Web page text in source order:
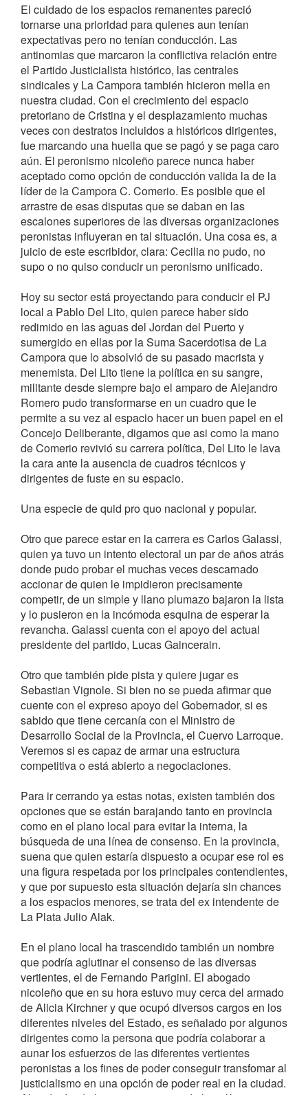
El cuidado de los espacios remanentes pareció
tornarse una prioridad para quienes aun tenían
expectativas pero no tenían conducción. Las
antinomias que marcaron la conflictiva relación entre
el Partido Justicialista histórico, las centrales
sindicales y La Campora también hicieron mella en
nuestra ciudad. Con el crecimiento del espacio
pretoriano de Cristina y el desplazamiento muchas
veces con destratos incluidos a históricos dirigentes,
fue marcando una huella que se pagó y se paga caro
aún. El peronismo nicoleño parece nunca haber
aceptado como opción de conducción valida la de la
líder de la Campora C. Comerio. Es posible que el
arrastre de esas disputas que se daban en las
escalones superiores de las diversas organizaciones
peronistas influyeran en tal situación. Una cosa es, a
juicio de este escribidor, clara: Cecilia no pudo, no
supo o no quiso conducir un peronismo unificado.
Hoy su sector está proyectando para conducir el PJ
local a Pablo Del Lito, quien parece haber sido
redimido en las aguas del Jordan del Puerto y
sumergido en ellas por la Suma Sacerdotisa de La
Campora que lo absolvió de su pasado macrista y
menemista. Del Lito tiene la política en su sangre,
militante desde siempre bajo el amparo de Alejandro
Romero pudo transformarse en un cuadro que le
permite a su vez al espacio hacer un buen papel en el
Concejo Deliberante, digamos que asi como la mano
de Comerio revivió su carrera política, Del Lito le lava
la cara ante la ausencia de cuadros técnicos y
dirigentes de fuste en su espacio.
Una especie de quid pro quo nacional y popular.
Otro que parece estar en la carrera es Carlos Galassi,
quien ya tuvo un intento electoral un par de años atrás
donde pudo probar el muchas veces descarnado
accionar de quien le impidieron precisamente
competir, de un simple y llano plumazo bajaron la lista
y lo pusieron en la incómoda esquina de esperar la
revancha. Galassi cuenta con el apoyo del actual
presidente del partido, Lucas Gaincerain.
Otro que también pide pista y quiere jugar es
Sebastian Vignole. Si bien no se pueda afirmar que
cuente con el expreso apoyo del Gobernador, si es
sabido que tiene cercanía con el Ministro de
Desarrollo Social de la Provincia, el Cuervo Larroque.
Veremos si es capaz de armar una estructura
competitiva o está abierto a negociaciones.
Para ir cerrando ya estas notas, existen también dos
opciones que se están barajando tanto en provincia
como en el plano local para evitar la interna, la
búsqueda de una línea de consenso. En la provincia,
suena que quien estaría dispuesto a ocupar ese rol es
una figura respetada por los principales contendientes,
y que por supuesto esta situación dejaría sin chances
a los espacios menores, se trata del ex intendente de
La Plata Julio Alak.
En el plano local ha trascendido también un nombre
que podría aglutinar el consenso de las diversas
vertientes, el de Fernando Parigini. El abogado
nicoleño que en su hora estuvo muy cerca del armado
de Alicia Kirchner y que ocupó diversos cargos en los
diferentes niveles del Estado, es señalado por algunos
dirigentes como la persona que podría colaborar a
aunar los esfuerzos de las diferentes vertientes
peronistas a los fines de poder conseguir transfomar al
justicialismo en una opción de poder real en la ciudad.